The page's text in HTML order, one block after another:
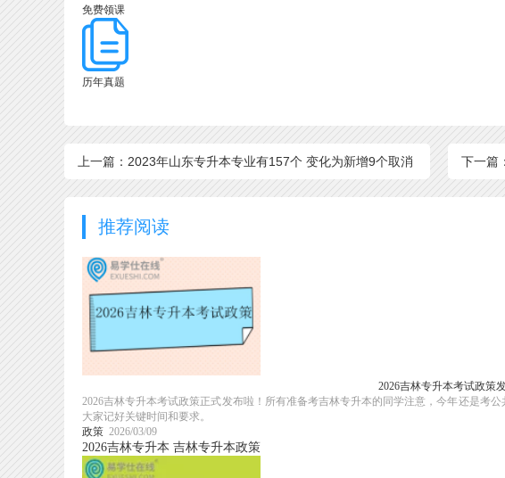
免费领课
历年真题
上一篇：2023年山东专升本专业有157个 变化为新增9个取消
2个！
下一篇
有变化
推荐阅读
2026吉林专升本考试政策
2026吉林专升本考试政策正式发布啦！所有准备考吉林专升本的同学注意，今年还是考
大家记好关键时间和要求。
政策 2026/03/09
2026吉林专升本 吉林专升本政策